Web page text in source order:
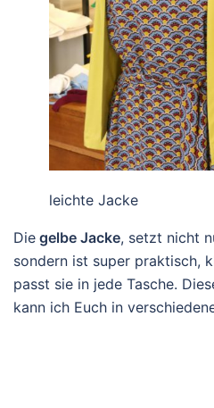
leichte Jacke
Die gelbe Jacke, setzt nicht
sondern ist super praktisch,
passt sie in jede Tasche.
kann ich Euch in